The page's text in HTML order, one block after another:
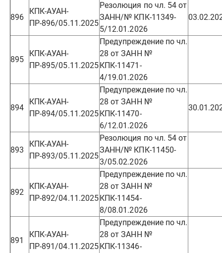
896
КПК-АУАН-
ПР-896/05.11.2025
Резолюция по чл. 54 от
ЗАНН/№ КПК-11349-
5/12.01.2026
895
КПК-АУАН-
ПР-895/05.11.2025
Предупреждение по чл.
28 от ЗАНН №
КПК-11471-
4/19.01.2026
894
КПК-АУАН-
ПР-894/05.11.2025
Предупреждение по чл.
28 от ЗАНН №
КПК-11470-
6/12.01.2026
893
КПК-АУАН-
ПР-893/05.11.2025
Резолюция по чл. 54 от
ЗАНН/№ КПК-11450-
3/05.02.2026
892
КПК-АУАН-
ПР-892/04.11.2025
Предупреждение по чл.
28 от ЗАНН №
КПК-11454-
8/08.01.2026
891
КПК-АУАН-
ПР-891/04.11.2025
Предупреждение по чл.
28 от ЗАНН №
КПК-11346-